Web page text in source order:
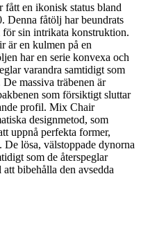
en ikonisk status bland
Denna fåtölj har beundrats
sin intrikata konstruktion.
en kulmen på en
har en serie konvexa och
varandra samtidigt som
massiva träbenen är
som försiktigt sluttar
profil. Mix Chair
designmetod, som
uppnå perfekta former,
lösa, välstoppade dynorna
som de återspeglar
bibehålla den avsedda